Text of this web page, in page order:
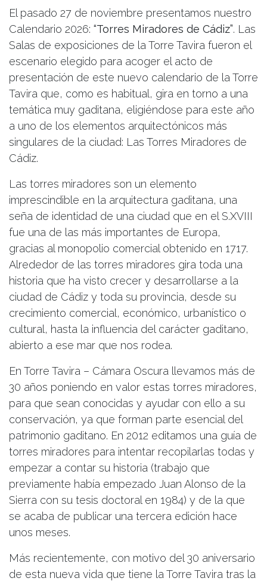
El pasado 27 de noviembre presentamos nuestro
Calendario 2026: “Torres Miradores de Cádiz”. Las
Salas de exposiciones de la Torre Tavira fueron el
escenario elegido para acoger el acto de
presentación de este nuevo calendario de la Torre
Tavira que, como es habitual, gira en torno a una
temática muy gaditana, eligiéndose para este año
a uno de los elementos arquitectónicos más
singulares de la ciudad: Las Torres Miradores de
Cádiz.
Las torres miradores son un elemento
imprescindible en la arquitectura gaditana, una
seña de identidad de una ciudad que en el S.XVIII
fue una de las más importantes de Europa,
gracias al monopolio comercial obtenido en 1717.
Alrededor de las torres miradores gira toda una
historia que ha visto crecer y desarrollarse a la
ciudad de Cádiz y toda su provincia, desde su
crecimiento comercial, económico, urbanístico o
cultural, hasta la influencia del carácter gaditano,
abierto a ese mar que nos rodea.
En Torre Tavira – Cámara Oscura llevamos más de
30 años poniendo en valor estas torres miradores,
para que sean conocidas y ayudar con ello a su
conservación, ya que forman parte esencial del
patrimonio gaditano. En 2012 editamos una guía de
torres miradores para intentar recopilarlas todas y
empezar a contar su historia (trabajo que
previamente había empezado Juan Alonso de la
Sierra con su tesis doctoral en 1984) y de la que
se acaba de publicar una tercera edición hace
unos meses.
Más recientemente, con motivo del 30 aniversario
de esta nueva vida que tiene la Torre Tavira tras la